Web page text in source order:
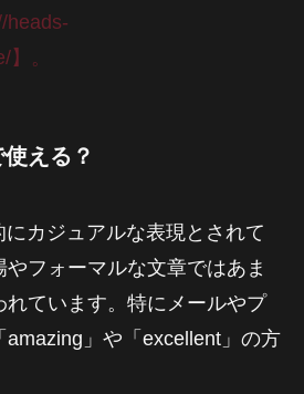
heads-
。
える？
にカジュアルな表現とされて
フォーマルな文章ではあま
れています。特にメールやプ
amazing」や「excellent」の方